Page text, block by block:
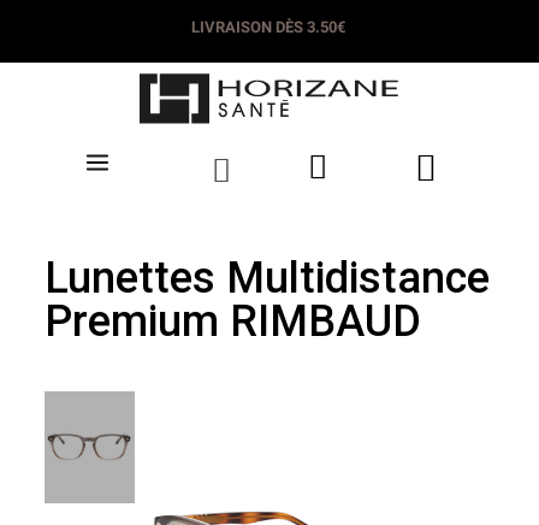
LIVRAISON DÈS 3.50€
Lunettes Multidistance
Premium RIMBAUD